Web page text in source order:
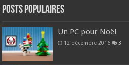
POSTS POPULAIRES
Un PC pour Noël
12 décembre 2016 3